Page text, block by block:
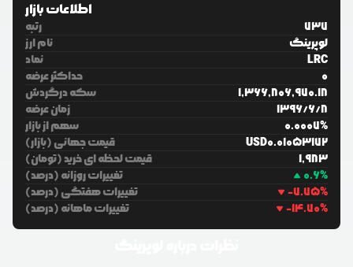
اطلاعات بازار
رتبه
737
نام ارز
لوپرینگ
نماد
LRC
حداکثر عرضه
0
سکه درگردش
1,366,806,970.18
زمان عرضه
1396/6/8
سهم از بازار
0.0007%
قیمت جهانی (بازار)
USD0.01053172
قیمت لحظه ای خرید (تومان)
1,983
تغییرات روزانه (درصد)
0.6%
تغییرات هفتگی (درصد)
-7.75%
تغییرات ماهانه (درصد)
-14.70%